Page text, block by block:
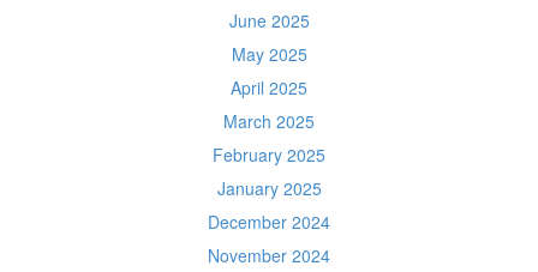
June 2025
May 2025
April 2025
March 2025
February 2025
January 2025
December 2024
November 2024